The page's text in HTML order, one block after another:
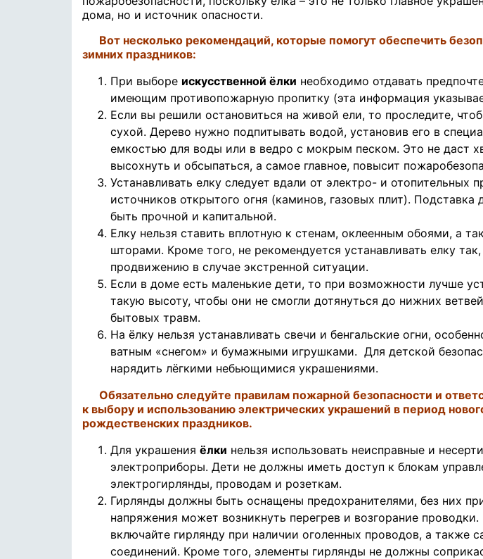
дома, но и источник опасности.
Вот несколько рекомендаций, которые помогут обеспечить
зимних праздников:
При выборе искусственной ёлки необходимо отдавать
имеющим противопожарную пропитку (эта информация
Если вы решили остановиться на живой ели, то проследите,
сухой. Дерево нужно подпитывать водой, установив его в
емкостью для воды или в ведро с мокрым песком. Это не даст
высохнуть и обсыпаться, а самое главное, повысит
Устанавливать елку следует вдали от электро- и отопительных
источников открытого огня (каминов, газовых плит). Подставка
быть прочной и капитальной.
Елку нельзя ставить вплотную к стенам, оклеенным обоями, а
шторами. Кроме того, не рекомендуется устанавливать елку
продвижению в случае экстренной ситуации.
Если в доме есть маленькие дети, то при возможности лучше
такую высоту, чтобы они не смогли дотянуться до нижних
бытовых травм.
На ёлку нельзя устанавливать свечи и бенгальские огни,
ватным «снегом» и бумажными игрушками. Для детской
нарядить лёгкими небьющимися украшениями.
Обязательно следуйте правилам пожарной безопасности и
к выбору и использованию электрических украшений в период
рождественских праздников.
Для украшения ёлки нельзя использовать неисправные и
электроприборы. Дети не должны иметь доступ к блокам
электрогирлянды, проводам и розеткам.
Гирлянды должны быть оснащены предохранителями, без них
напряжения может возникнуть перегрев и возгорание проводки.
включайте гирлянду при наличии оголенных проводов, а также
соединений. Кроме того, элементы гирлянды не должны